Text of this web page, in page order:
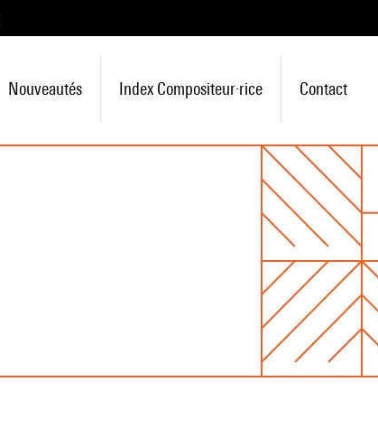
Nouveautés Index Compositeur·rice Contact